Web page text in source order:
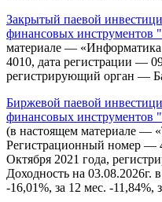
Закрытый паевой
финансовых инструментов
материале —
4010, дата регистрации —
регистрирующий орган —
Биржевой паевой
финансовых инструментов
(в настоящем материале —
Регистрационный номер —
Октября 2021 года,
Доходность на 03.08.2026г.
-16,01%, за 12 мес. -11,84%,